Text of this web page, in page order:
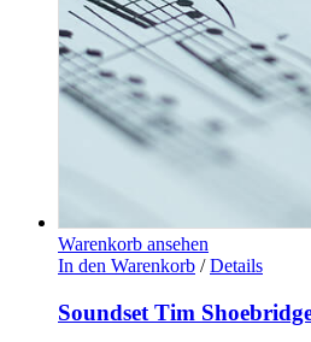
Warenkorb ansehen
In den Warenkorb / Details
Soundset Tim